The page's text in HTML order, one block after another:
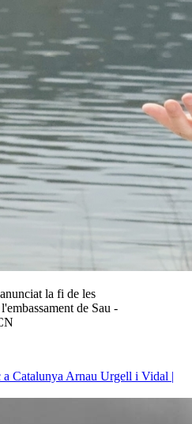
la fi de les
de Sau -
Catalunya Arnau Urgell i Vidal |